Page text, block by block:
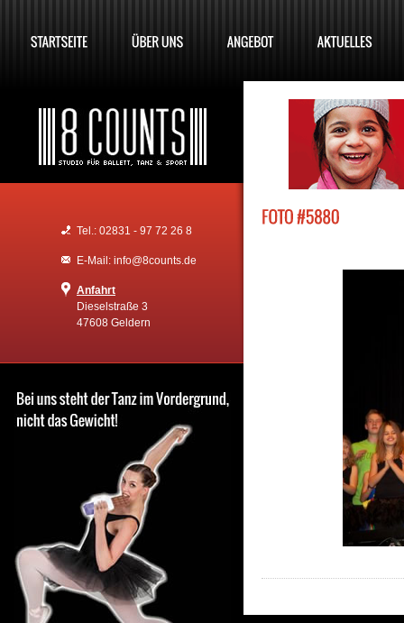
Tel.: 02831 - 97 72 26 8
E-Mail: info@8counts.de
Anfahrt
Dieselstraße 3
47608 Geldern